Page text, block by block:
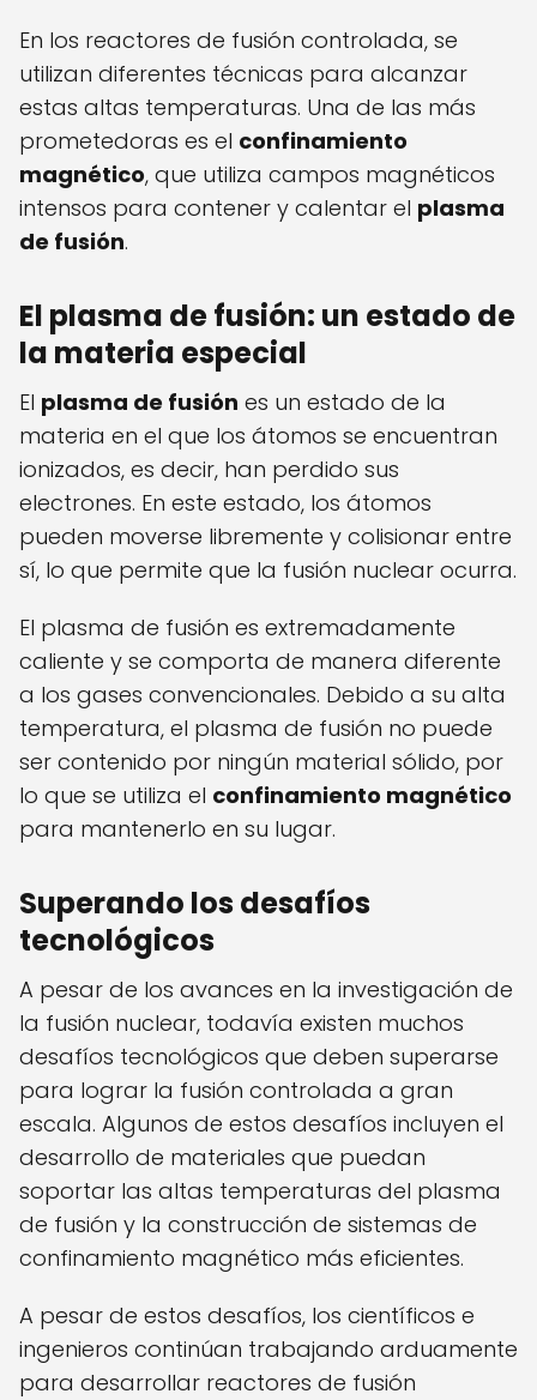
En los reactores de fusión controlada, se
utilizan diferentes técnicas para alcanzar
estas altas temperaturas. Una de las más
prometedoras es el confinamiento
magnético, que utiliza campos magnéticos
intensos para contener y calentar el plasma
de fusión.
El plasma de fusión: un estado de
la materia especial
El plasma de fusión es un estado de la
materia en el que los átomos se encuentran
ionizados, es decir, han perdido sus
electrones. En este estado, los átomos
pueden moverse libremente y colisionar entre
sí, lo que permite que la fusión nuclear ocurra.
El plasma de fusión es extremadamente
caliente y se comporta de manera diferente
a los gases convencionales. Debido a su alta
temperatura, el plasma de fusión no puede
ser contenido por ningún material sólido, por
lo que se utiliza el confinamiento magnético
para mantenerlo en su lugar.
Superando los desafíos
tecnológicos
A pesar de los avances en la investigación de
la fusión nuclear, todavía existen muchos
desafíos tecnológicos que deben superarse
para lograr la fusión controlada a gran
escala. Algunos de estos desafíos incluyen el
desarrollo de materiales que puedan
soportar las altas temperaturas del plasma
de fusión y la construcción de sistemas de
confinamiento magnético más eficientes.
A pesar de estos desafíos, los científicos e
ingenieros continúan trabajando arduamente
para desarrollar reactores de fusión